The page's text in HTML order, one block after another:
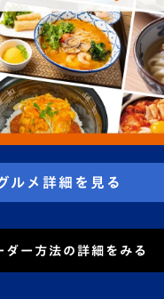
ルメ詳細を見る
ダー方法の詳細をみる